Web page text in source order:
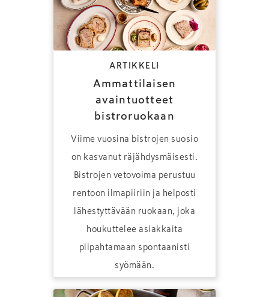
ARTIKKELI
Ammattilaisen
avaintuotteet
bistroruokaan
Viime vuosina bistrojen suosio
on kasvanut räjähdysmäisesti.
Bistrojen vetovoima perustuu
rentoon ilmapiiriin ja helposti
lähestyttävään ruokaan, joka
houkuttelee asiakkaita
piipahtamaan spontaanisti
syömään.